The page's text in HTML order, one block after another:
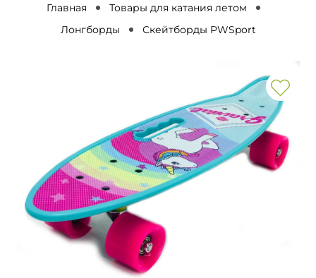
Главная
Товары для катания летом
Лонгборды
Скейтборды PWSport